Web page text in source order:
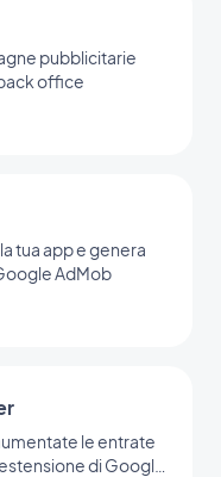
pubblicitarie
office
tua app e genera
AdMob
le entrate
di Google